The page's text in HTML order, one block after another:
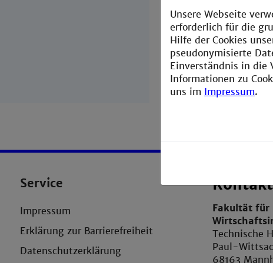
Service
Impressum
Erklärung zur Barrierefreiheit
Datenschutzerklärung
Kontakt
Fakultät für
Technische
Paul-
68163
Unsere Webseite
erforderlich für die
Hilfe der Cookies
pseudonymisierte
Einverständnis in die
Informationen zu
uns im Impressum.